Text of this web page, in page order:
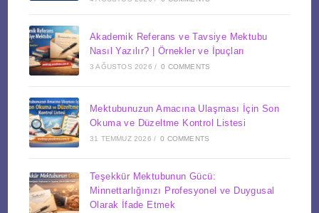
Akademik Referans ve Tavsiye Mektubu
Nasıl Yazılır? | Örnekler ve İpuçları
3 AĞUSTOS 2026 / 0 COMMENTS
Mektubunuzun Amacına Ulaşması İçin Son
Okuma ve Düzeltme Kontrol Listesi
31 TEMMUZ 2026 / 0 COMMENTS
Teşekkür Mektubunun Gücü:
Minnettarlığınızı Profesyonel ve Duygusal
Olarak İfade Etmek